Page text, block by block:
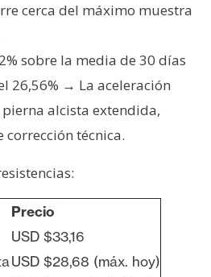
cerca del máximo muestra
sobre la media de 30 días
26,56% → La aceleración
alcista extendida,
corrección técnica.
Precio
USD $33,16
USD $28,68 (máx. hoy)